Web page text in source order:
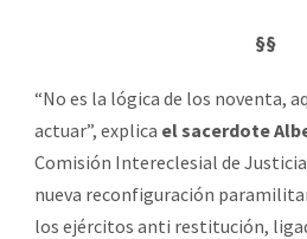
§§
“No es la lógica de los noventa,
actuar”, explica el sacerdote
Comisión Intereclesial de
nueva reconfiguración
los ejércitos anti restitución,